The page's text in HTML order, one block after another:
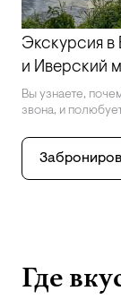
Экскурсия в
и Иверский
Вы узнаете,
звона, и
Где